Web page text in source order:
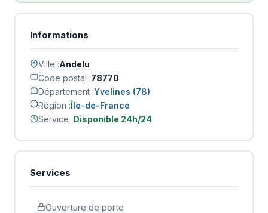
Informations
Ville :Andelu
Code postal :78770
Département :Yvelines (78)
Région :Île-de-France
Service :Disponible 24h/24
Services
Ouverture de porte